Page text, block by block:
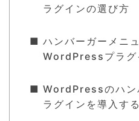
ラグインの選び方
ハンバーガーメニ
WordPressプラグ
WordPressのハン
ラグインを導入す